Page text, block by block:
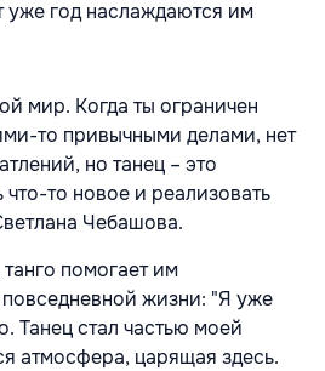
уже год наслаждаются им
мир. Когда ты ограничен
то привычными делами, нет
но танец – это
то новое и реализовать
Чебашова.
помогает им
повседневной жизни: "Я уже
Танец стал частью моей
атмосфера, царящая здесь.